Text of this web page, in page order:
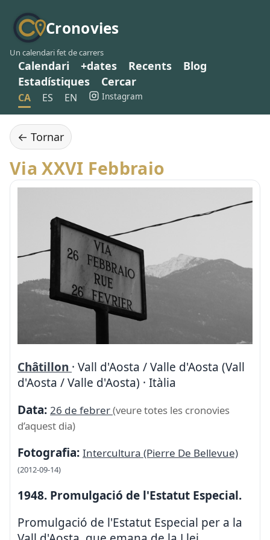
Cronovies
Un calendari fet de carrers
Calendari +dates Recents
Blog
Estadístiques
Cercar
CA ES EN Instagram
← Tornar
Via XXVI Febbraio
Châtillon · Vall d'Aosta / Valle d'Aosta (Vall
d'Aosta / Valle d'Aosta) · Itàlia
Data: 26 de febrer(veure totes les cronovies
d’aquest dia)
Fotografia: Intercultura (Pierre De Bellevue)
(2012-09-14)
1948. Promulgació de l'Estatut Especial.
Promulgació de l'Estatut Especial per a la